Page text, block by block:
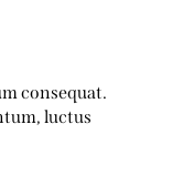
consequat.
luctus